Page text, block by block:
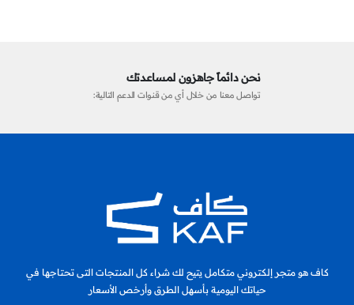
نحن دائماً جاهزون لمساعدتك
تواصل معنا من خلال أي من قنوات الدعم التالية:
كاف هو متجر إلكتروني متكامل يتيح لك شراء كل المنتجات التى تحتاجها في
حياتك اليومية بأسهل الطرق وأرخص الأسعار